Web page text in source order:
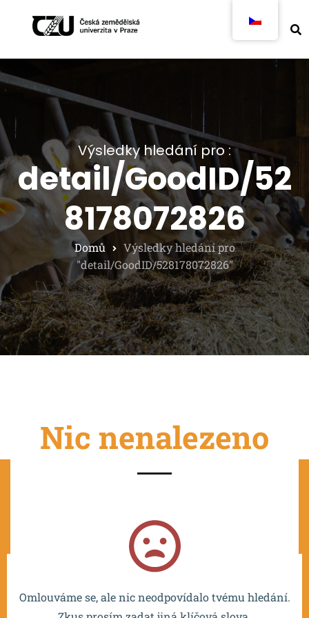
Výsledky hledání pro :
detail/GoodID/52
8178072826
Domů
Výsledky hledání pro
"detail/GoodID/528178072826"
Nic nenalezeno
Omlouváme se, ale nic neodpovídalo tvému hledání.